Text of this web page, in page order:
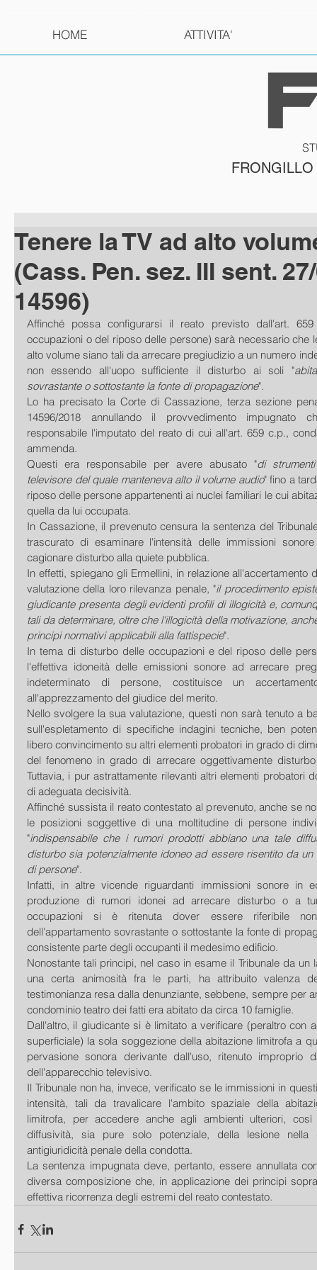
HOME ATTIVITA'
Tenere la TV ad alto
(Cass. Pen. sez. III sent.
14596)
Affinché possa configurarsi il reato previsto dall'art.
occupazioni o del riposo delle persone) sarà necessario che
alto volume siano tali da arrecare pregiudizio a un numero
non essendo all'uopo sufficiente il disturbo ai soli "
sovrastante o sottostante la fonte di propagazione".
Lo ha precisato la Corte di Cassazione, terza sezione
14596/2018 annullando il provvedimento impugnato
responsabile l'imputato del reato di cui all'art. 659 c.p.,
ammenda.
Questi era responsabile per avere abusato "di
televisore del quale manteneva alto il volume audio" fino a
riposo delle persone appartenenti ai nuclei familiari le cui
quella da lui occupata.
In Cassazione, il prevenuto censura la sentenza del
trascurato di esaminare l'intensità delle immissioni
cagionare disturbo alla quiete pubblica.
In effetti, spiegano gli Ermellini, in relazione all'accertamento
valutazione della loro rilevanza penale, "il procedimento
giudicante presenta degli evidenti profili di illogicità e,
tali da determinare, oltre che l'illogicità della motivazione,
principi normativi applicabili alla fattispecie".
In tema di disturbo delle occupazioni e del riposo delle
l'effettiva idoneità delle emissioni sonore ad arrecare
indeterminato di persone, costituisce un
all'apprezzamento del giudice del merito.
Nello svolgere la sua valutazione, questi non sarà tenuto a
sull'espletamento di specifiche indagini tecniche, ben
libero convincimento su altri elementi probatori in grado di
del fenomeno in grado di arrecare oggettivamente
Tuttavia, i pur astrattamente rilevanti altri elementi probatori
di adeguata decisività.
Affinché sussista il reato contestato al prevenuto, anche se
le posizioni soggettive di una moltitudine di persone
"indispensabile che i rumori prodotti abbiano una tale
disturbo sia potenzialmente idoneo ad essere risentito da un
di persone".
Infatti, in altre vicende riguardanti immissioni sonore in
produzione di rumori idonei ad arrecare disturbo o a
occupazioni si è ritenuta dover essere riferibile
dell'appartamento sovrastante o sottostante la fonte di
consistente parte degli occupanti il medesimo edificio.
Nonostante tali principi, nel caso in esame il Tribunale da un
una certa animosità fra le parti, ha attribuito valenza
testimonianza resa dalla denunziante, sebbene, sempre per
condominio teatro dei fatti era abitato da circa 10 famiglie.
Dall'altro, il giudicante si è limitato a verificare (peraltro con
superficiale) la sola soggezione della abitazione limitrofa a
pervasione sonora derivante dall'uso, ritenuto improprio
dell'apparecchio televisivo.
Il Tribunale non ha, invece, verificato se le immissioni in
intensità, tali da travalicare l'ambito spaziale della
limitrofa, per accedere anche agli ambienti ulteriori, così
diffusività, sia pure solo potenziale, della lesione
antigiuridicità penale della condotta.
La sentenza impugnata deve, pertanto, essere annullata
diversa composizione che, in applicazione dei principi
effettiva ricorrenza degli estremi del reato contestato.